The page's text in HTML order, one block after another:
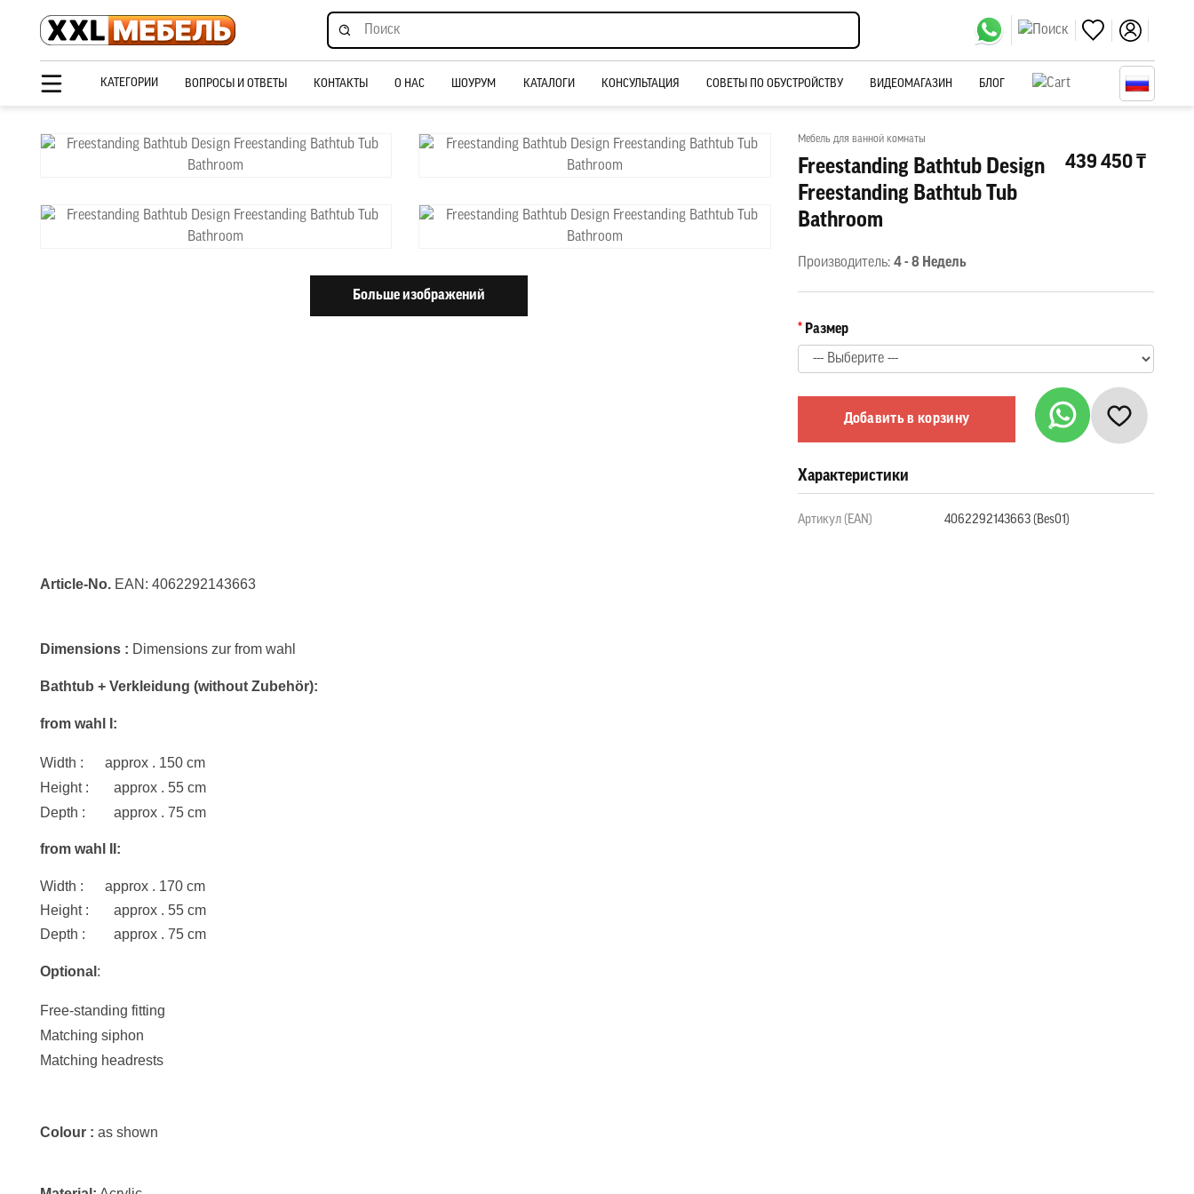
КАТЕГОРИИ ВОПРОСЫ И ОТВЕТЫ КОНТАКТЫ О НАС ШОУРУМ КАТАЛОГИ КОНСУЛЬТАЦИЯ СОВЕТЫ ПО ОБУСТРОЙСТВУ ВИДЕОМАГАЗИН БЛОГ
Больше изображений
Мебель для ванной комнаты
Freestanding Bathtub Design
Freestanding Bathtub Tub
Bathroom
439 450 ₸
Производитель: 4 - 8 Недель
Размер
Добавить в корзину
Характеристики
Артикул (EAN) 4062292143663 (Bes01)
Article-No.EAN: 4062292143663
Dimensions : Dimensions zur from wahl
Bathtub + Verkleidung (without Zubehör):
from wahl I:
Width : approx . 150 cm
Height : approx . 55 cm
Depth : approx . 75cm
from wahl II:
Width : approx . 170 cm
Height : approx . 55 cm
Depth : approx . 75 cm
Optional :
Free-standing fitting
Matching siphon
Matching headrests
Colour : as shown